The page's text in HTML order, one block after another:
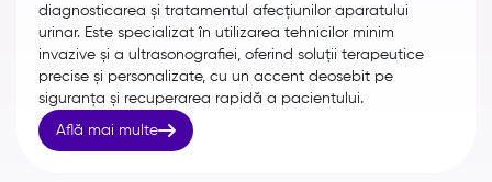
diagnosticarea și tratamentul afecțiunilor aparatului
urinar. Este specializat în utilizarea tehnicilor minim
invazive și a ultrasonografiei, oferind soluții terapeutice
precise și personalizate, cu un accent deosebit pe
siguranța și recuperarea rapidă a pacientului.
Află mai multe